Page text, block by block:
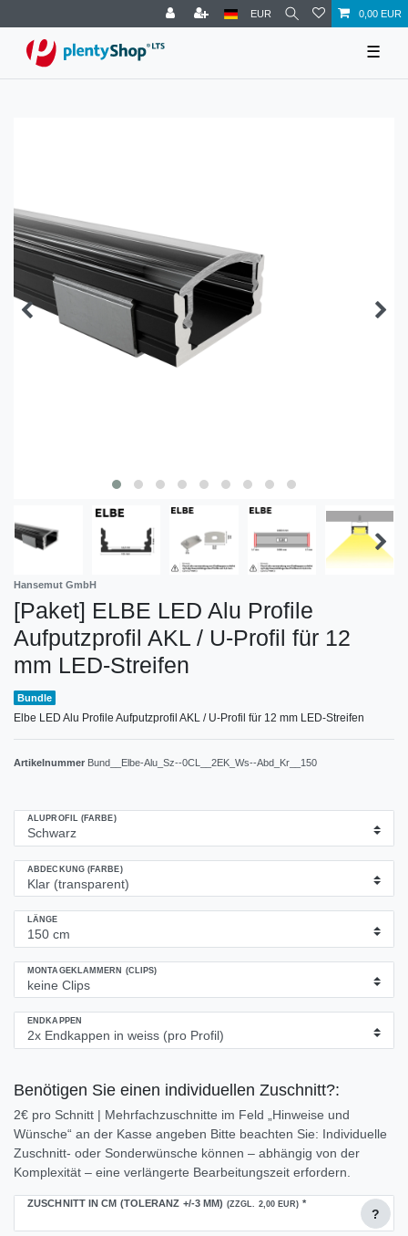
EUR 0,00 EUR
☰
Hansemut GmbH
[Paket] ELBE LED Alu Profile
Aufputzprofil AKL / U-Profil für 12
mm LED-Streifen
Bundle
Elbe LED Alu Profile Aufputzprofil AKL / U-Profil für 12 mm LED-Streifen
Artikelnummer Bund__Elbe-Alu_Sz--0CL__2EK_Ws--Abd_Kr__150
ALUPROFIL (FARBE)
ABDECKUNG (FARBE)
LÄNGE
MONTAGEKLAMMERN (CLIPS)
ENDKAPPEN
Benötigen Sie einen individuellen Zuschnitt?:
2€ pro Schnitt | Mehrfachzuschnitte im Feld „Hinweise und
Wünsche“ an der Kasse angeben Bitte beachten Sie: Individuelle
Zuschnitt- oder Sonderwünsche können – abhängig von der
Komplexität – eine verlängerte Bearbeitungszeit erfordern.
ZUSCHNITT IN CM (TOLERANZ +/-3 MM) (ZZGL. 2,00 EUR) *
?